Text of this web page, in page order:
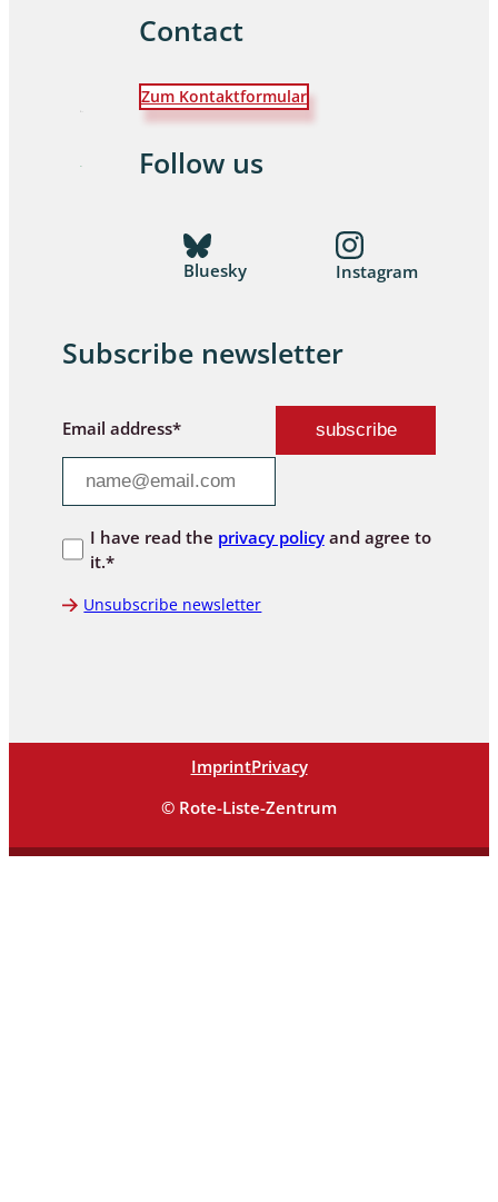
Contact
Zum Kontaktformular
Follow us
Bluesky Instagram
Subscribe newsletter
Email address*
I have read the privacy policyand agree to
it.*
Unsubscribe newsletter
ImprintPrivacy
© Rote-Liste-Zentrum